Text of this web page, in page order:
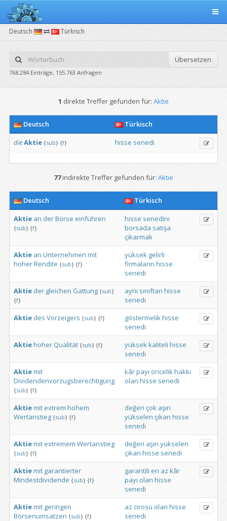
Deutsch Türkisch
Übersetzen
768.284 Einträge, 155.763 Anfragen
1 direkte Treffer gefunden für: Aktie
Deutsch
Türkisch
dieAktie {sub} {f} hisse senedi
77indirekte Treffer gefunden für: Aktie
Deutsch
Türkisch
Aktie an derBörse einführen
{sub} {f}
hisse senedini
borsada satışa
çıkarmak
Aktie an Unternehmen mit
hoherRendite {sub} {f}
yüksek gelirli
firmaların hisse
senedi
Aktie der gleichen Gattung {sub}
{f}
aynı sınıftan hisse
senedi
Aktie des Vorzeigers {sub} {f} göstermelikhisse
senedi
Aktiehoher Qualität {sub} {f} yüksekkaliteli hisse
senedi
Aktiemit
Dividendenvorzugsberechtigung
{sub} {f}
kârpayı öncelikhakkı
olan hisse senedi
Aktiemit extrem hohem
Wertanstieg {sub} {f}
değeri çok aşırı
yükselen çıkan hisse
senedi
Aktiemit extremem Wertanstieg
{sub} {f}
değeri aşırı yükselen
çıkan hisse senedi
Aktiemit garantierter
Mindestdividende {sub} {f}
garantili en az kâr
payı olan hisse
senedi
Aktiemit geringen
Börsenumsätzen {sub} {f}
az cirosu olan hisse
senedi